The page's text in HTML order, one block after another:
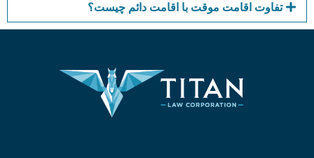
تفاوت اقامت موقت با اقامت دائم چیست؟